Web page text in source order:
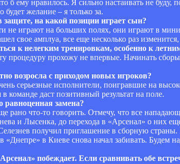
б ему нравилось. Я сильно настаивать не
будет желание – я только за.
на какой позиции играет сын?
не играют на больших полях, они играют в
свое амплуа, все еще несколько раз изменится,
к нелегким тренировкам, особенно к
процедуру прохожу не впервые. Начинать
возросла с приходом новых игроков?
серьезные исполнители, поигравшие на
команде даст позитивный результат на поле.
замена?
рано что-то говорить. Отмечу, что все
и Лысенка, до перехода в «Арсенал» о них
получил приглашение в сборную
«Днепре» в Киеве снова начал забивать. Будем
побеждает. Если сравнивать обе